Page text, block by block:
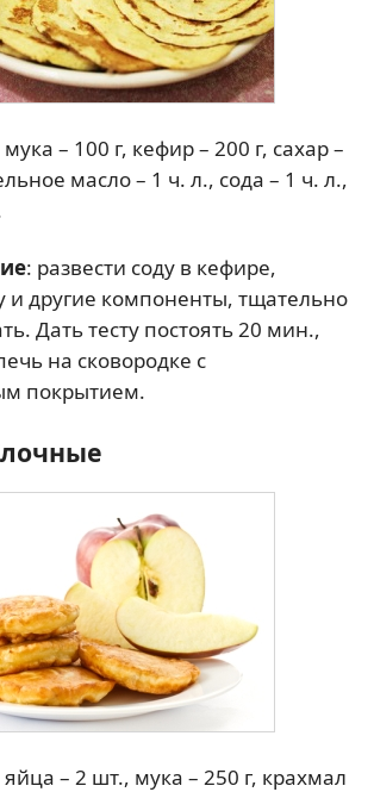
мука – 100 г, кефир – 200 г, сахар –
масло – 1 ч. л., сода – 1 ч. л.,
: развести соду в кефире,
и другие компоненты, тщательно
Дать тесту постоять 20 мин.,
на сковородке с
покрытием.
яйца – 2 шт., мука – 250 г, крахмал